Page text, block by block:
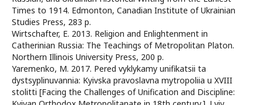
Times to 1914. Edmonton, Canadian Institute of Ukrainian
Studies Press, 283 p.
Wirtschafter, E. 2013. Religion and Enlightenment in
Catherinian Russia: The Teachings of Metropolitan Platon.
Northern Illinois University Press, 200 p.
Yaremenko, M. 2017. Pered vyklykamy unifikatsii ta
dystsyplinuvannia: Kyivska pravoslavna mytropoliia u XVIII
stolitti [Facing the Challenges of Unification and Discipline: